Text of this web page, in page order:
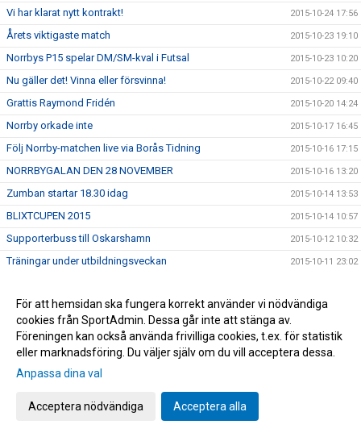
Vi har klarat nytt kontrakt! 2015-10-24 17:56
Årets viktigaste match 2015-10-23 19:10
Norrbys P15 spelar DM/SM-kval i Futsal 2015-10-23 10:20
Nu gäller det! Vinna eller försvinna! 2015-10-22 09:40
Grattis Raymond Fridén 2015-10-20 14:24
Norrby orkade inte 2015-10-17 16:45
Följ Norrby-matchen live via Borås Tidning 2015-10-16 17:15
NORRBYGALAN DEN 28 NOVEMBER 2015-10-16 13:20
Zumban startar 18.30 idag 2015-10-14 13:53
BLIXTCUPEN 2015 2015-10-14 10:57
Supporterbuss till Oskarshamn 2015-10-12 10:32
Träningar under utbildningsveckan 2015-10-11 23:02
Öppen träning 2015-10-07 22:58
U17 och U19 kvalspelar samt deltar i Ligacupen
Inbjudan-Inspirationsträff 2015-10-07 10:06
Utbildningsvecka
För att hemsidan ska fungera korrekt använder vi nödvändiga
cookies från SportAdmin. Dessa går inte att stänga av.
Föreningen kan också använda frivilliga cookies, t.ex. för statistik
eller marknadsföring. Du väljer själv om du vill acceptera dessa.
Anpassa dina val
Acceptera nödvändiga Acceptera alla